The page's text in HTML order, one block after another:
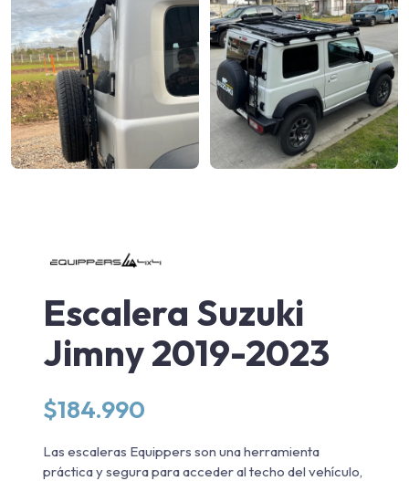
Escalera Suzuki
Jimny 2019-2023
$184.990
Las escaleras Equippers son una herramienta
práctica y segura para acceder al techo del vehículo,